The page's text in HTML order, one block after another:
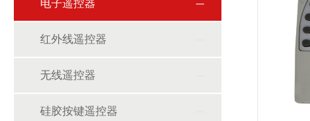
电子遥控器
红外线遥控器
无线遥控器
硅胶按键遥控器